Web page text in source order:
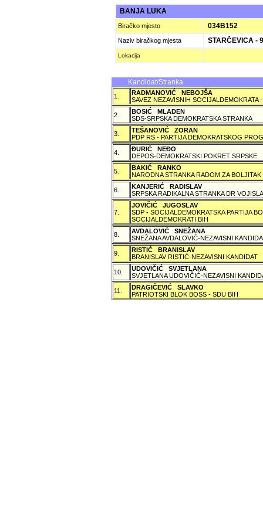
BANJA LUKA
Biračko mjesto 034B152
Naziv biračkog mjesta STARČEVICA - 9
Lokacija
Kandidat/Stranka
1.
RADMANOVIĆ NEBOJŠA
SAVEZ NEZAVISNIH SOCIJALDEMOKRATA
2.
BOSIĆ MLADEN
SDS-SRPSKA DEMOKRATSKA STRANKA
3.
TEŠANOVIĆ ZORAN
PDP RS - PARTIJA DEMOKRATSKOG
4.
ÐURIĆ NEÐO
DEPOS-DEMOKRATSKI POKRET SRPSKE
5.
BAKIĆ RANKO
NARODNA STRANKA RADOM ZA BOLJITAK
6.
KANJERIĆ RADISLAV
SRPSKA RADIKALNA STRANKA DR
7.
JOVIČIĆ JUGOSLAV
SDP - SOCIJALDEMOKRATSKA PARTIJA
SOCIJALDEMOKRATI BIH
8.
AVDALOVIĆ SNEŽANA
SNEŽANA AVDALOVIĆ-NEZAVISNI
9.
RISTIĆ BRANISLAV
BRANISLAV RISTIĆ-NEZAVISNI KANDIDAT
10.
UDOVIČIĆ SVJETLANA
SVJETLANA UDOVIČIĆ-NEZAVISNI
11.
DRAGIČEVIĆ SLAVKO
PATRIOTSKI BLOK BOSS - SDU BIH